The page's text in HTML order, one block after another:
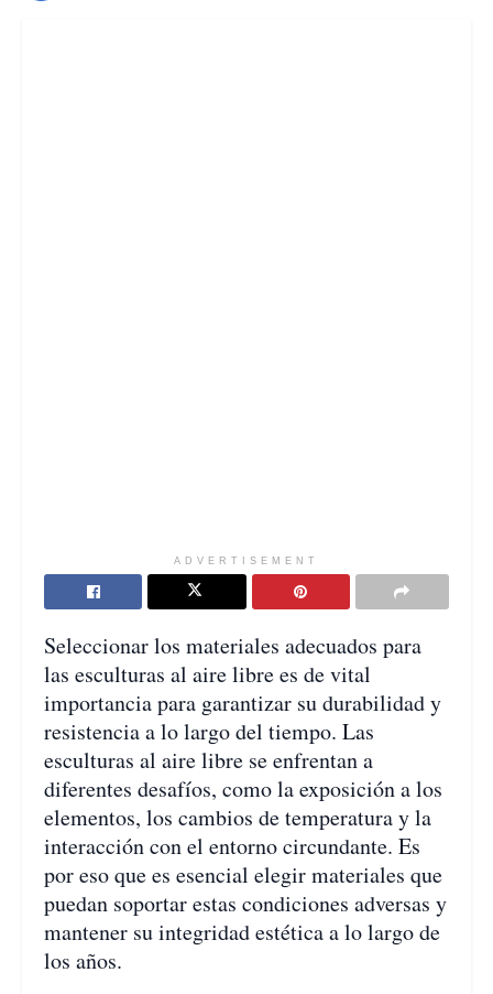
ADVERTISEMENT
Seleccionar los materiales adecuados para
las esculturas al aire libre es de vital
importancia para garantizar su durabilidad y
resistencia a lo largo del tiempo. Las
esculturas al aire libre se enfrentan a
diferentes desafíos, como la exposición a los
elementos, los cambios de temperatura y la
interacción con el entorno circundante. Es
por eso que es esencial elegir materiales que
puedan soportar estas condiciones adversas y
mantener su integridad estética a lo largo de
los años.